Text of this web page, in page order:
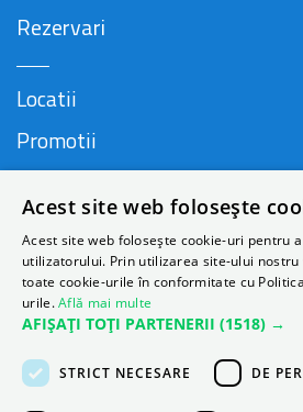
Rezervari
Locatii
Promotii
FAQ
Companie
Contact
Despre Autonom
Acest site web folosește
Acest site web folosește cookie-uri pentru
utilizatorului. Prin utilizarea site-ului nostru
toate cookie-urile în conformitate cu
urile.Află mai multe
AFIȘAȚI TOȚI PARTENERII (1518) →
STRICT NECESARE DE